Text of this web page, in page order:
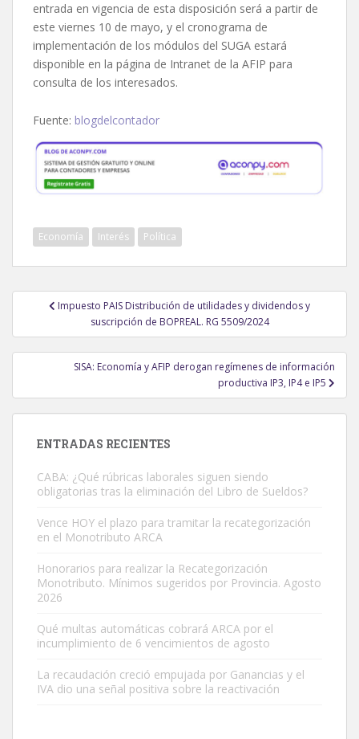
entrada en vigencia de esta disposición será a partir de
este viernes 10 de mayo, y el cronograma de
implementación de los módulos del SUGA estará
disponible en la página de Intranet de la AFIP para
consulta de los interesados.
Fuente: blogdelcontador
Economía Interés Política
Navegación
entradas
Impuesto PAIS Distribución de utilidades y dividendos y
suscripción de BOPREAL. RG 5509/2024
SISA: Economía y AFIP derogan regímenes de información
productiva IP3, IP4 e IP5
ENTRADAS RECIENTES
CABA: ¿Qué rúbricas laborales siguen siendo
obligatorias tras la eliminación del Libro de Sueldos?
Vence HOY el plazo para tramitar la recategorización
en el Monotributo ARCA
Honorarios para realizar la Recategorización
Monotributo. Mínimos sugeridos por Provincia. Agosto
2026
Qué multas automáticas cobrará ARCA por el
incumplimiento de 6 vencimientos de agosto
La recaudación creció empujada por Ganancias y el
IVA dio una señal positiva sobre la reactivación